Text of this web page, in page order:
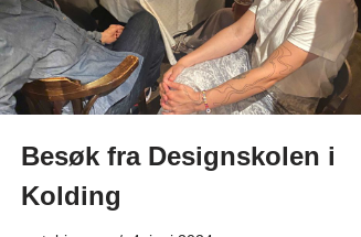
Besøk fra Designskolen i
Kolding